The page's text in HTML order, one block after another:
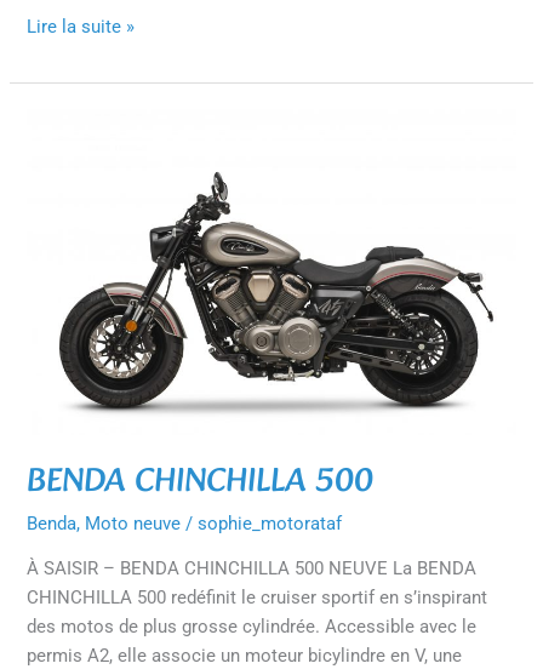
Lire la suite »
BENDA CHINCHILLA 500
Benda, Moto neuve /sophie_motorataf
À SAISIR – BENDA CHINCHILLA 500 NEUVE La BENDA
CHINCHILLA 500 redéfinit le cruiser sportif en s’inspirant
des motos de plus grosse cylindrée. Accessible avec le
permis A2, elle associe un moteur bicylindre en V, une